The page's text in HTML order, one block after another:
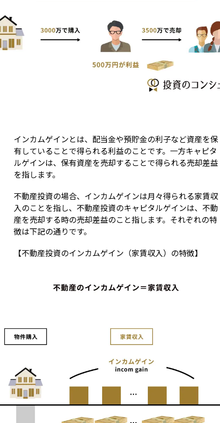
インカムゲインとは、配当金や預貯金の利子など資産を保
有していることで得られる利益のことです。一方キャピタ
ルゲインは、保有資産を売却することで得られる売却差益
を指します。
不動産投資の場合、インカムゲインは月々得られる家賃収
入のことを指し、不動産投資のキャピタルゲインは、不動
産を売却する時の売却差益のこと指します。それぞれの特
徴は下記の通りです。